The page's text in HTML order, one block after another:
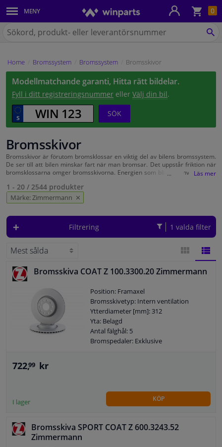
0
MENY
Karosseri
Belysning
Bromssystem
Avgassystem
Chassidelar
Kylsystem & Värmesystem
Motordelar
Filter & Vätskor
Bagage & Transport
Fönster & Tillbehör
Interiör & bilklädsel
Bilvård & Tillbehör
Verkstad & Verktyg
Husbil, motorcykel, cykel & båt
på
Home Bromssystem Bromssystem Bromsskivor
Modellmatchande garanti, Hitta rätt bildelar.
Fyll i ditt registreringsnummer eller Välj din bil.
SÖK
Bromsskivor
Bromsskivor är förutom bromsklossar en viktig del av bilens bromssystem.
De ser till att bilen minskar fart när man bromsar. Det uppstår friktion när
bromsklossarna omger bromsskivorna. Energien som blir till omvandlas till
ska ersättas med tiden. Delar till bromssystemet beställer du enkelt hos
Winparts. Vi har ett stort utbud av olika märken, som ABS, FEBI, TRW eller
Brembo.
1 - 20 / 2544 produkter
Märke: Zimmermann
Filtrering 1 valda filter
GALLERILISTA
Bromsskiva COAT Z 100.3300.20 Zimmermann
Position: Framaxel
Bromsskivetyp: Intern ventilation
Ytterdiameter [mm]: 312
Yta: Belagd
Antal fälghål: 5
Bromspedaler: Exklusive
722,99 kr
I lager KÖP
Bromsskiva SPORT COAT Z 600.3243.52
Zimmermann